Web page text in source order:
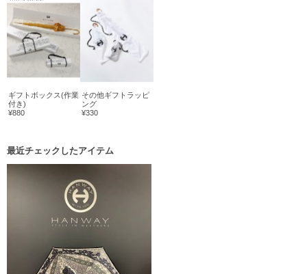
ギフトボックス(作業
付き)
¥880
その他ギフトラッピ
ング
¥330
最近チェックしたアイテム